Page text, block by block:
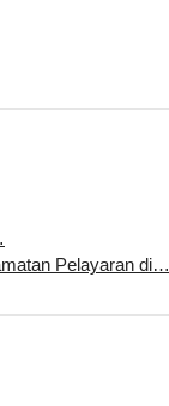
Pelayaran di…